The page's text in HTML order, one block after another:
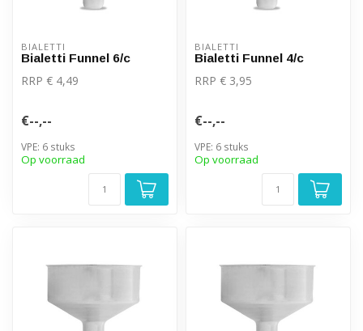
BIALETTI
Bialetti Funnel 6/c
RRP € 4,49
€--,--
VPE: 6 stuks
Op voorraad
BIALETTI
Bialetti Funnel 4/c
RRP € 3,95
€--,--
VPE: 6 stuks
Op voorraad